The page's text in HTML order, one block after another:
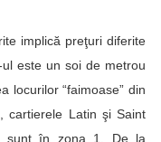
implică preţuri diferite
este un soi de metrou
locurilor “faimoase” din
cartierele Latin şi Saint
sunt în zona 1. De la